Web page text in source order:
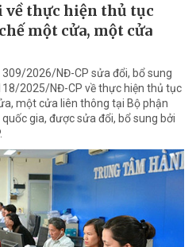
về thực hiện thủ tục
một cửa, một cửa
2026/NĐ-CP sửa đổi, bổ sung
2025/NĐ-CP về thực hiện thủ tục
một cửa liên thông tại Bộ phận
gia, được sửa đổi, bổ sung bởi